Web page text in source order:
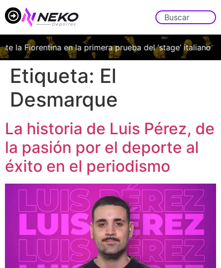
la Fiorentina en la primera prueba del ‘stage’ italiano
Etiqueta: El
Desmarque
La historia de Luis Pérez, de
la pasión por el deporte al
éxito en el periodismo